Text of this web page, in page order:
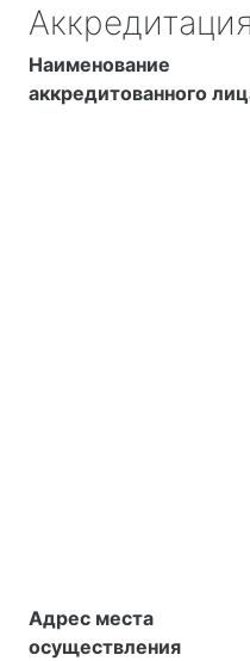
Аккредитация
Наименование
аккредитованного
Адрес места
осуществления